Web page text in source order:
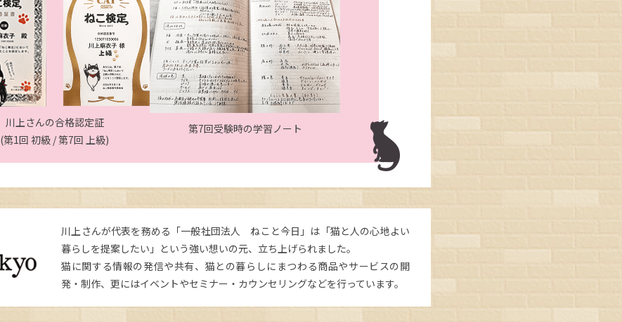
川上さんの合格認定証
(第1回 初級 / 第7回 上級)
第7回受験時の学習ノート
川上さんが代表を務める「一般社団法人 ねこと今日」は「猫と人の心地よい
暮らしを提案したい」という強い想いの元、立ち上げられました。
猫に関する情報の発信や共有、猫との暮らしにまつわる商品やサービスの開
発・制作、更にはイベントやセミナー・カウンセリングなどを行っています。